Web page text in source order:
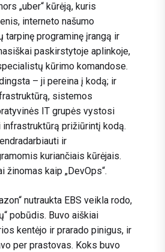
„uber“ kūrėją, kuris
interneto našumo
tarpinę programinę įrangą ir
paskirstytoje aplinkoje,
kūrimo komandose.
– ji pereina į kodą; ir
sistemos
IT grupės vystosi
infrastruktūrą prižiūrintį kodą.
ir
kuriančiais kūrėjais.
žinomas kaip „DevOps“.
nutraukta EBS veikla rodo,
pobūdis. Buvo aiškiai
kentėjo ir prarado pinigus, ir
per prastovas. Koks buvo